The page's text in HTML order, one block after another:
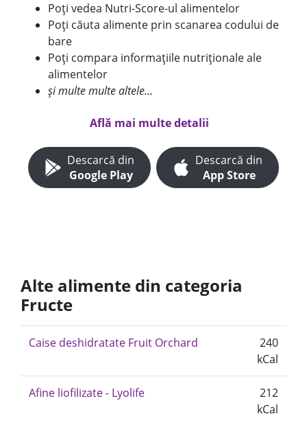
Poți vedea Nutri-Score-ul alimentelor
Poți căuta alimente prin scanarea codului de
bare
Poți compara informațiile nutriționale ale
alimentelor
și multe multe altele...
Află mai multe detalii
Descarcă din
Google Play
Descarcă din
App Store
Alte alimente din categoria
Fructe
Caise deshidratate Fruit Orchard
240
kCal
Afine liofilizate - Lyolife
212
kCal